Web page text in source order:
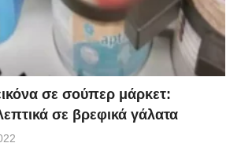
σε σούπερ μάρκετ:
σε βρεφικά γάλατα